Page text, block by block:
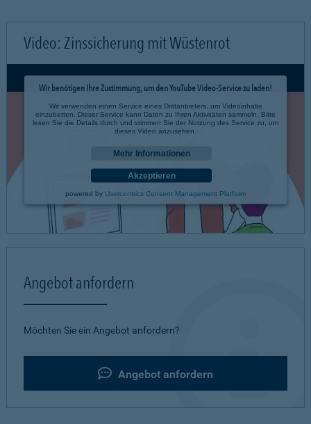
Video: Zinssicherung mit Wüstenrot
Wir benötigen Ihre Zustimmung, um den YouTube Video-Service zu laden!
Wir verwenden einen Service eines Drittanbieters, um Videoinhalte
einzubetten. Dieser Service kann Daten zu Ihren Aktivitäten sammeln. Bitte
lesen Sie die Details durch und stimmen Sie der Nutzung des Service zu, um
dieses Video anzusehen.
Mehr Informationen
Akzeptieren
powered by Usercentrics Consent Management Platform
Angebot anfordern
Möchten Sie ein Angebot anfordern?
Angebot anfordern